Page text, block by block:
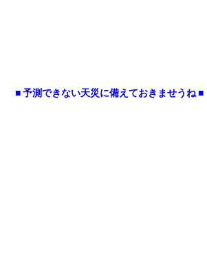
■ 予測できない天災に備えておきませうね ■